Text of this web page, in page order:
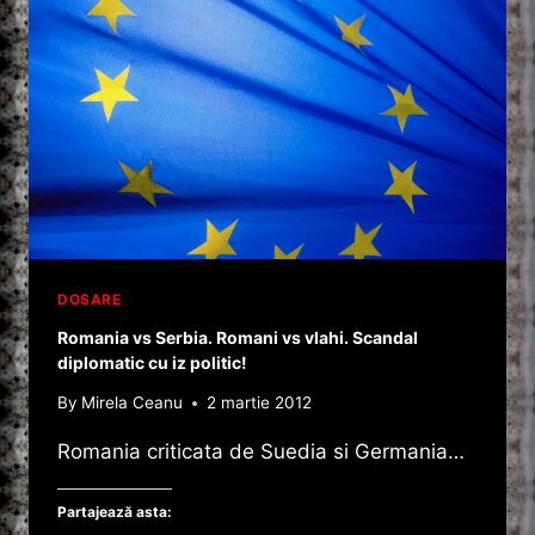
DOSARE
Romania vs Serbia. Romani vs vlahi. Scandal
diplomatic cu iz politic!
By Mirela Ceanu 2 martie 2012
Romania criticata de Suedia si Germania…
Partajează asta: